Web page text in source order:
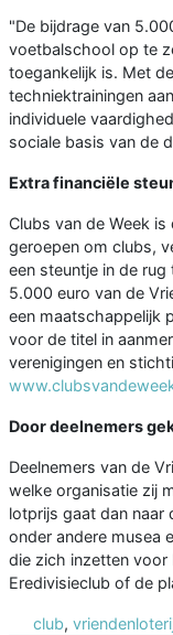
"De bijdrage van
voetbalschool op te
toegankelijk is. Met
techniektrainingen
individuele
sociale basis van de
Extra financiële
Clubs van de Week
geroepen om clubs,
een steuntje in de rug
5.000 euro van de
een maatschappelijk
voor de titel in
verenigingen en
Door deelnemers
Deelnemers van de
welke organisatie zij
lotprijs gaat dan naar
onder andere musea
die zich inzetten voor
Eredivisieclub of de
club,